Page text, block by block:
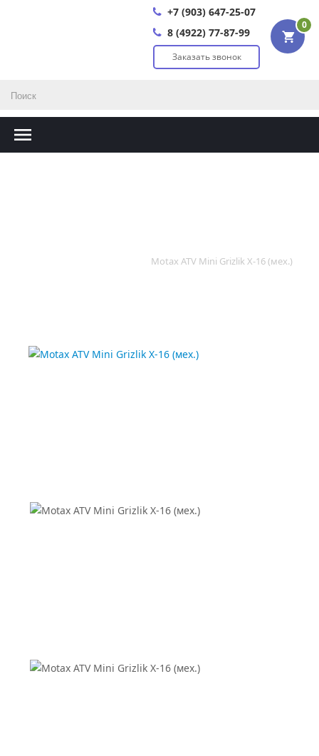
+7 (903) 647-25-07
8 (4922) 77-87-99
Заказать звонок
0
Motax ATV Mini Grizlik X-16 (мех.)